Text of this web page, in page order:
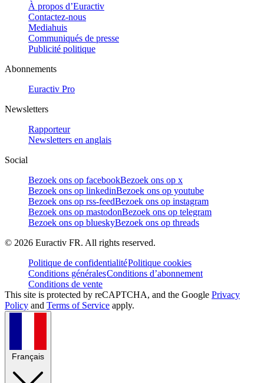
À propos d’Euractiv
Contactez-nous
Mediahuis
Communiqués de presse
Publicité politique
Abonnements
Euractiv Pro
Newsletters
Rapporteur
Newsletters en anglais
Social
Bezoek ons op facebookBezoek ons op x
Bezoek ons op linkedinBezoek ons op youtube
Bezoek ons op rss-feedBezoek ons op instagram
Bezoek ons op mastodonBezoek ons op telegram
Bezoek ons op blueskyBezoek ons op threads
© 2026 Euractiv FR. All rights reserved.
Politique de confidentialitéPolitique cookies
Conditions généralesConditions d’abonnement
Conditions de vente
This site is protected by reCAPTCHA, and the Google Privacy
Policy and Terms of Service apply.
Français